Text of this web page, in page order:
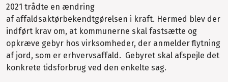
2021 trådte en ændring
af affaldsaktørbekendtgørelsen i kraft. Hermed blev der
indført krav om, at kommunerne skal fastsætte og
opkræve gebyr hos virksomheder, der anmelder flytning
af jord, som er erhvervsaffald. Gebyret skal afspejle det
konkrete tidsforbrug ved den enkelte sag.